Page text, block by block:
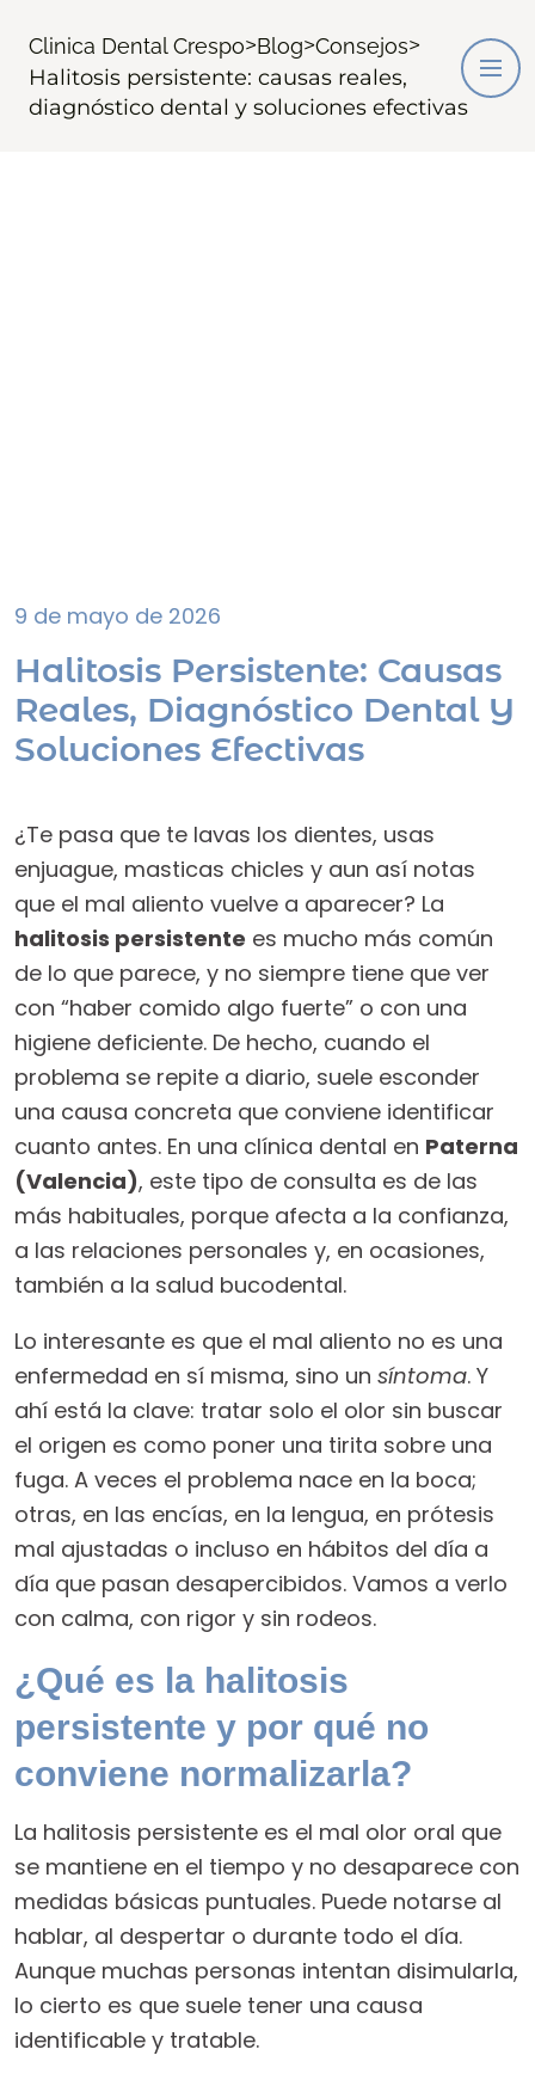
Clinica Dental Crespo>Blog>Consejos>
Halitosis persistente: causas reales,
diagnóstico dental y soluciones efectivas
9 de mayo de 2026
Halitosis Persistente: Causas
Reales, Diagnóstico Dental Y
Soluciones Efectivas
¿Te pasa que te lavas los dientes, usas
enjuague, masticas chicles y aun así notas
que el mal aliento vuelve a aparecer? La
halitosis persistente es mucho más común
de lo que parece, y no siempre tiene que ver
con “haber comido algo fuerte” o con una
higiene deficiente. De hecho, cuando el
problema se repite a diario, suele esconder
una causa concreta que conviene identificar
cuanto antes. En una clínica dental en Paterna
(Valencia), este tipo de consulta es de las
más habituales, porque afecta a la confianza,
a las relaciones personales y, en ocasiones,
también a la salud bucodental.
Lo interesante es que el mal aliento no es una
enfermedad en sí misma, sino un síntoma. Y
ahí está la clave: tratar solo el olor sin buscar
el origen es como poner una tirita sobre una
fuga. A veces el problema nace en la boca;
otras, en las encías, en la lengua, en prótesis
mal ajustadas o incluso en hábitos del día a
día que pasan desapercibidos. Vamos a verlo
con calma, con rigor y sin rodeos.
¿Qué es la halitosis
persistente y por qué no
conviene normalizarla?
La halitosis persistente es el mal olor oral que
se mantiene en el tiempo y no desaparece con
medidas básicas puntuales. Puede notarse al
hablar, al despertar o durante todo el día.
Aunque muchas personas intentan disimularla,
lo cierto es que suele tener una causa
identificable y tratable.